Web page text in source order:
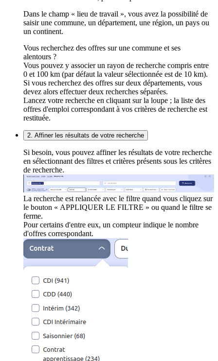
Dans le champ « lieu de travail », vous avez la possibilité de
saisir une commune, un département, une région, un pays ou
un continent.
Vous recherchez des offres sur une commune et ses
alentours ?
Vous pouvez y associer un rayon de recherche compris entre
0 et 100 km (par défaut la valeur sélectionnée est de 10 km).
Si vous recherchez des offres sur deux départements, vous
devez alors effectuer deux recherches séparées.
Lancez votre recherche en cliquant sur la loupe ; la liste des
offres d'emploi correspondant à vos critères de recherche est
restituée.
2. Affiner les résultats de votre recherche
Si besoin, vous pouvez affiner les résultats de votre recherche
en sélectionnant des filtres et critères présents sous les critères
de recherche.
La recherche est relancée avec le filtre quand vous cliquez sur
le bouton « APPLIQUER LE FILTRE » ou quand le filtre se
ferme.
Pour certains d'entre eux, un compteur indique le nombre
d'offres correspondant.